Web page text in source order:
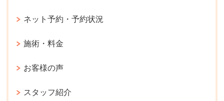
ネット予約・予約状況
施術・料金
お客様の声
スタッフ紹介